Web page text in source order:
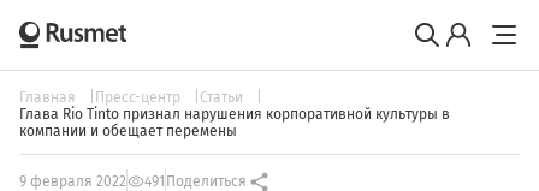
Главная Пресс-центр
Статьи
Глава Rio Tinto признал нарушения корпоративной культуры в
компании и обещает перемены
9 февраля 2022 491 Поделиться